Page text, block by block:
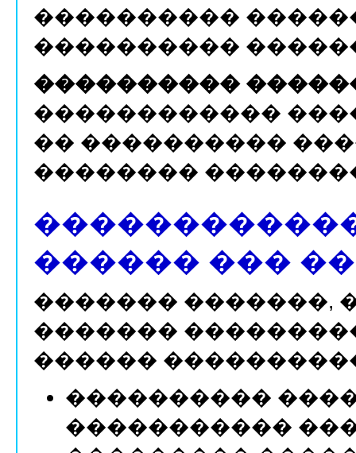
����������
����������
����������
������������
�� ����������
��������
������ ���
������� �������,
�������
������
����������
�����������